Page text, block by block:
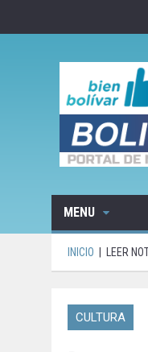
MENU
INICIO LEER
CULTURA